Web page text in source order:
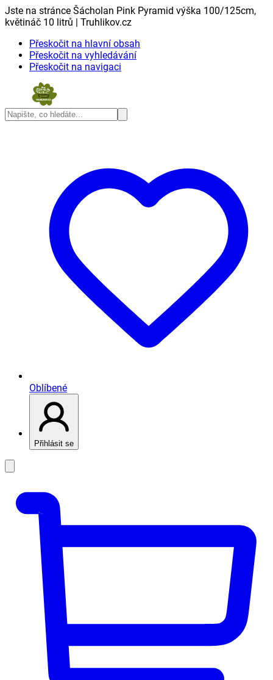
Jste na stránce Šácholan Pink Pyramid výška 100/125cm,
květináč 10 litrů | Truhlikov.cz
Přeskočit na hlavní obsah
Přeskočit na vyhledávání
Přeskočit na navigaci
Oblíbené
Přihlásit se